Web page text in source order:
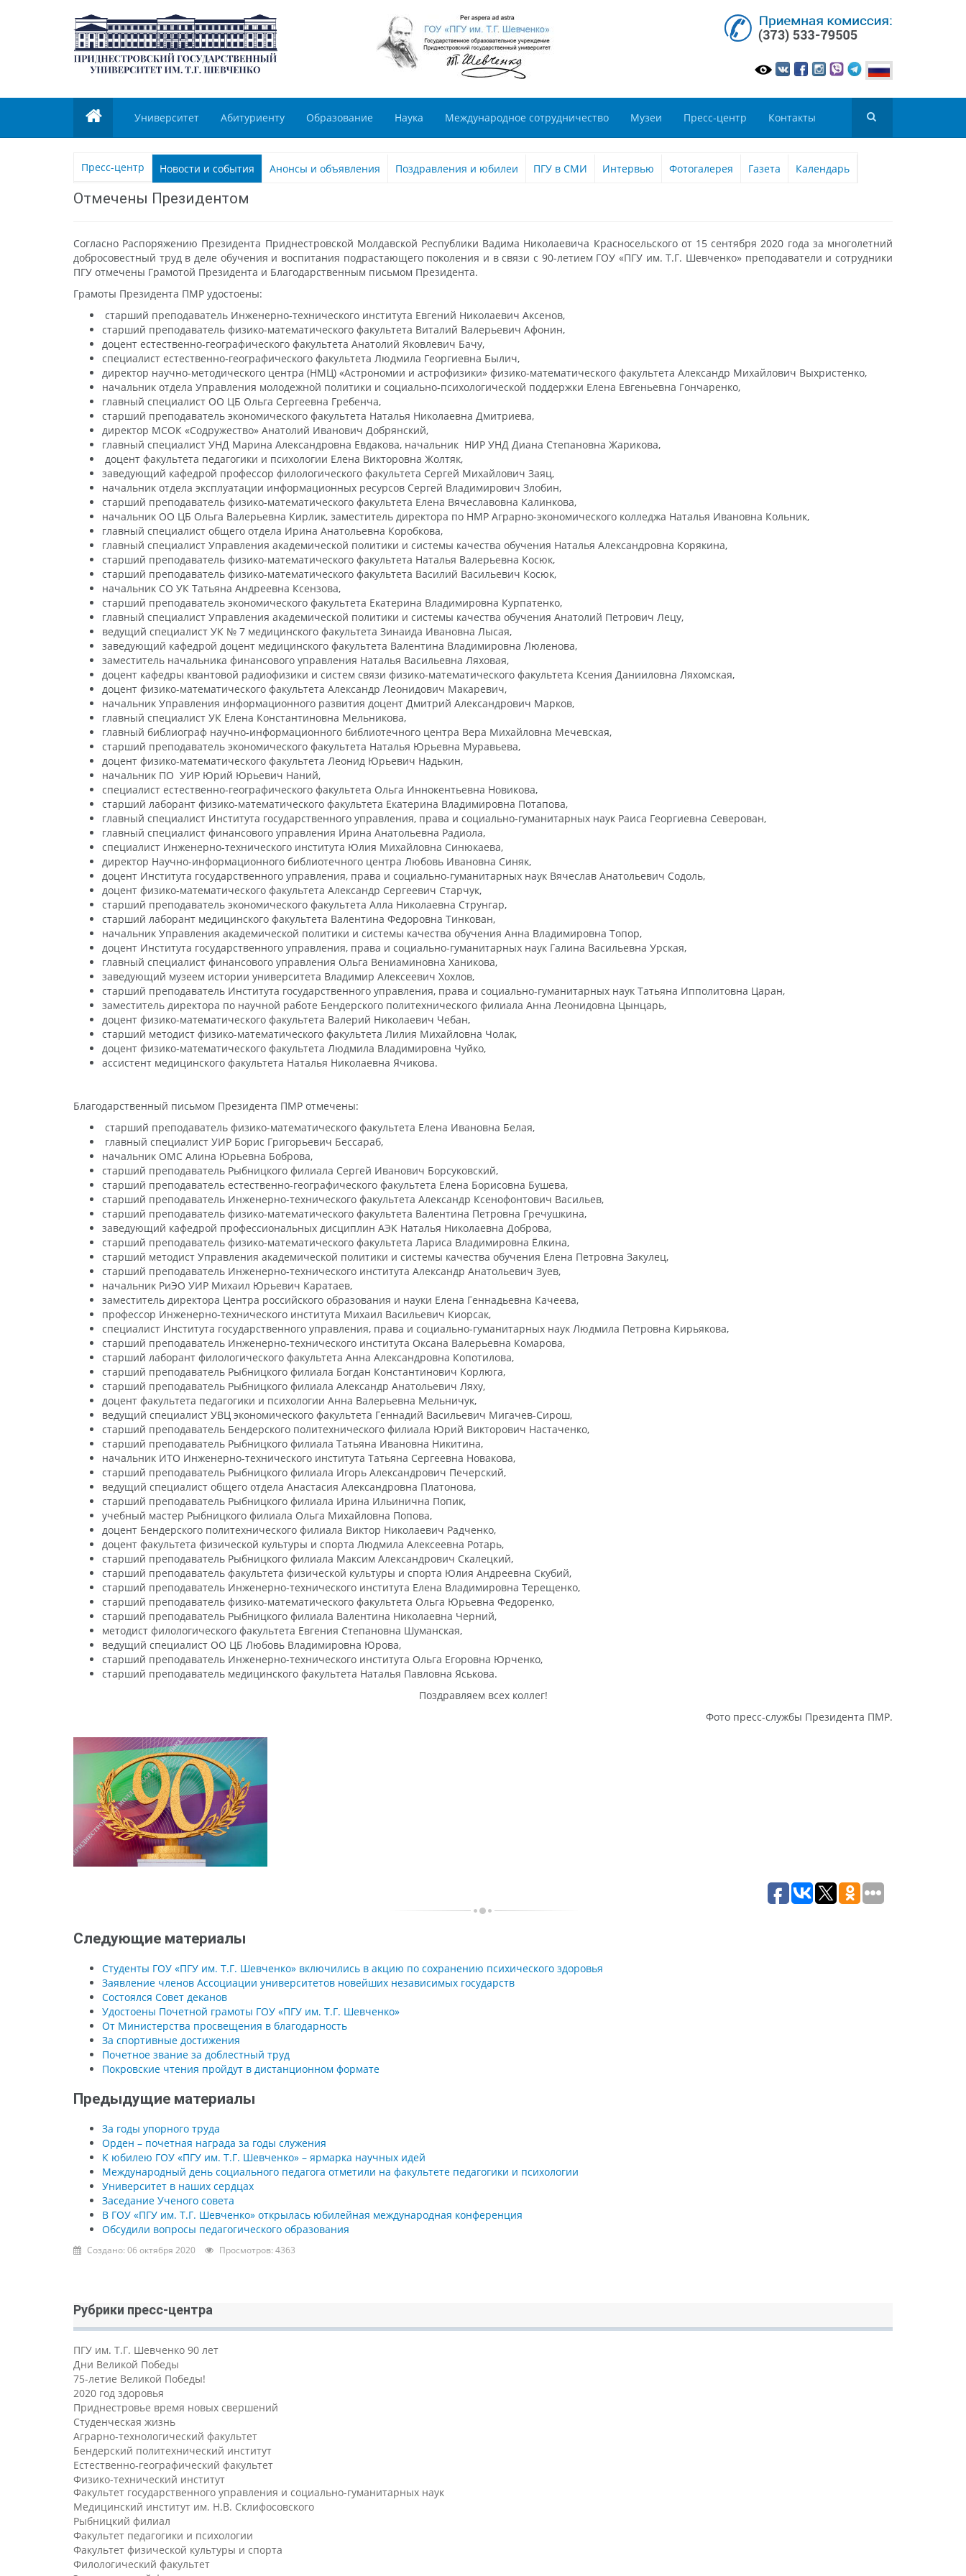
Университет Абитуриенту Образование Наука Международное сотрудничество Музеи Пресс-центр Контакты
Пресс-центр Новости и события Анонсы и объявления Поздравления и юбилеи ПГУ в СМИ Интервью Фотогалерея Газета Календарь
Отмечены Президентом
Согласно Распоряжению Президента Приднестровской Молдавской Республики Вадима Николаевича Красносельского от 15 сентября 2020 года за многолетний
добросовестный труд в деле обучения и воспитания подрастающего поколения и в связи с 90-летием ГОУ «ПГУ им. Т.Г. Шевченко» преподаватели и сотрудники
ПГУ отмечены Грамотой Президента и Благодарственным письмом Президента.
Грамоты Президента ПМР удостоены:
старший преподаватель Инженерно-технического института Евгений Николаевич Аксенов,
старший преподаватель физико-математического факультета Виталий Валерьевич Афонин,
доцент естественно-географического факультета Анатолий Яковлевич Бачу,
специалист естественно-географического факультета Людмила Георгиевна Былич,
директор научно-методического центра (НМЦ) «Астрономии и астрофизики» физико-математического факультета Александр Михайлович Выхристенко,
начальник отдела Управления молодежной политики и социально-психологической поддержки Елена Евгеньевна Гончаренко,
главный специалист ОО ЦБ Ольга Сергеевна Гребенча,
старший преподаватель экономического факультета Наталья Николаевна Дмитриева,
директор МСОК «Содружество» Анатолий Иванович Добрянский,
главный специалист УНД Марина Александровна Евдакова, начальник НИР УНД Диана Степановна Жарикова,
доцент факультета педагогики и психологии Елена Викторовна Жолтяк,
заведующий кафедрой профессор филологического факультета Сергей Михайлович Заяц,
начальник отдела эксплуатации информационных ресурсов Сергей Владимирович Злобин,
старший преподаватель физико-математического факультета Елена Вячеславовна Калинкова,
начальник ОО ЦБ Ольга Валерьевна Кирлик, заместитель директора по НМР Аграрно-экономического колледжа Наталья Ивановна Кольник,
главный специалист общего отдела Ирина Анатольевна Коробкова,
главный специалист Управления академической политики и системы качества обучения Наталья Александровна Корякина,
старший преподаватель физико-математического факультета Наталья Валерьевна Косюк,
старший преподаватель физико-математического факультета Василий Васильевич Косюк,
начальник СО УК Татьяна Андреевна Ксензова,
старший преподаватель экономического факультета Екатерина Владимировна Курпатенко,
главный специалист Управления академической политики и системы качества обучения Анатолий Петрович Лецу,
ведущий специалист УК № 7 медицинского факультета Зинаида Ивановна Лысая,
заведующий кафедрой доцент медицинского факультета Валентина Владимировна Люленова,
заместитель начальника финансового управления Наталья Васильевна Ляховая,
доцент кафедры квантовой радиофизики и систем связи физико-математического факультета Ксения Данииловна Ляхомская,
доцент физико-математического факультета Александр Леонидович Макаревич,
начальник Управления информационного развития доцент Дмитрий Александрович Марков,
главный специалист УК Елена Константиновна Мельникова,
главный библиограф научно-информационного библиотечного центра Вера Михайловна Мечевская,
старший преподаватель экономического факультета Наталья Юрьевна Муравьева,
доцент физико-математического факультета Леонид Юрьевич Надькин,
начальник ПО УИР Юрий Юрьевич Наний,
специалист естественно-географического факультета Ольга Иннокентьевна Новикова,
старший лаборант физико-математического факультета Екатерина Владимировна Потапова,
главный специалист Института государственного управления, права и социально-гуманитарных наук Раиса Георгиевна Северован,
главный специалист финансового управления Ирина Анатольевна Радиола,
специалист Инженерно-технического института Юлия Михайловна Синюкаева,
директор Научно-информационного библиотечного центра Любовь Ивановна Синяк,
доцент Института государственного управления, права и социально-гуманитарных наук Вячеслав Анатольевич Содоль,
доцент физико-математического факультета Александр Сергеевич Старчук,
старший преподаватель экономического факультета Алла Николаевна Струнгар,
старший лаборант медицинского факультета Валентина Федоровна Тинкован,
начальник Управления академической политики и системы качества обучения Анна Владимировна Топор,
доцент Института государственного управления, права и социально-гуманитарных наук Галина Васильевна Урская,
главный специалист финансового управления Ольга Вениаминовна Ханикова,
заведующий музеем истории университета Владимир Алексеевич Хохлов,
старший преподаватель Института государственного управления, права и социально-гуманитарных наук Татьяна Ипполитовна Царан,
заместитель директора по научной работе Бендерского политехнического филиала Анна Леонидовна Цынцарь,
доцент физико-математического факультета Валерий Николаевич Чебан,
старший методист физико-математического факультета Лилия Михайловна Чолак,
доцент физико-математического факультета Людмила Владимировна Чуйко,
ассистент медицинского факультета Наталья Николаевна Ячикова.
Благодарственный письмом Президента ПМР отмечены:
старший преподаватель физико-математического факультета Елена Ивановна Белая,
главный специалист УИР Борис Григорьевич Бессараб,
начальник ОМС Алина Юрьевна Боброва,
старший преподаватель Рыбницкого филиала Сергей Иванович Борсуковский,
старший преподаватель естественно-географического факультета Елена Борисовна Бушева,
старший преподаватель Инженерно-технического факультета Александр Ксенофонтович Васильев,
старший преподаватель физико-математического факультета Валентина Петровна Гречушкина,
заведующий кафедрой профессиональных дисциплин АЭК Наталья Николаевна Доброва,
старший преподаватель физико-математического факультета Лариса Владимировна Ёлкина,
старший методист Управления академической политики и системы качества обучения Елена Петровна Закулец,
старший преподаватель Инженерно-технического института Александр Анатольевич Зуев,
начальник РиЭО УИР Михаил Юрьевич Каратаев,
заместитель директора Центра российского образования и науки Елена Геннадьевна Качеева,
профессор Инженерно-технического института Михаил Васильевич Киорсак,
специалист Института государственного управления, права и социально-гуманитарных наук Людмила Петровна Кирьякова,
старший преподаватель Инженерно-технического института Оксана Валерьевна Комарова,
старший лаборант филологического факультета Анна Александровна Копотилова,
старший преподаватель Рыбницкого филиала Богдан Константинович Корлюга,
старший преподаватель Рыбницкого филиала Александр Анатольевич Ляху,
доцент факультета педагогики и психологии Анна Валерьевна Мельничук,
ведущий специалист УВЦ экономического факультета Геннадий Васильевич Мигачев-Сирош,
старший преподаватель Бендерского политехнического филиала Юрий Викторович Настаченко,
старший преподаватель Рыбницкого филиала Татьяна Ивановна Никитина,
начальник ИТО Инженерно-технического института Татьяна Сергеевна Новакова,
старший преподаватель Рыбницкого филиала Игорь Александрович Печерский,
ведущий специалист общего отдела Анастасия Александровна Платонова,
старший преподаватель Рыбницкого филиала Ирина Ильинична Попик,
учебный мастер Рыбницкого филиала Ольга Михайловна Попова,
доцент Бендерского политехнического филиала Виктор Николаевич Радченко,
доцент факультета физической культуры и спорта Людмила Алексеевна Ротарь,
старший преподаватель Рыбницкого филиала Максим Александрович Скалецкий,
старший преподаватель факультета физической культуры и спорта Юлия Андреевна Скубий,
старший преподаватель Инженерно-технического института Елена Владимировна Терещенко,
старший преподаватель физико-математического факультета Ольга Юрьевна Федоренко,
старший преподаватель Рыбницкого филиала Валентина Николаевна Черний,
методист филологического факультета Евгения Степановна Шуманская,
ведущий специалист ОО ЦБ Любовь Владимировна Юрова,
старший преподаватель Инженерно-технического института Ольга Егоровна Юрченко,
старший преподаватель медицинского факультета Наталья Павловна Яськова.
Поздравляем всех коллег!
Фото пресс-службы Президента ПМР.
Следующие материалы
Студенты ГОУ «ПГУ им. Т.Г. Шевченко» включились в акцию по сохранению психического здоровья
Заявление членов Ассоциации университетов новейших независимых государств
Состоялся Совет деканов
Удостоены Почетной грамоты ГОУ «ПГУ им. Т.Г. Шевченко»
От Министерства просвещения в благодарность
За спортивные достижения
Почетное звание за доблестный труд
Покровские чтения пройдут в дистанционном формате
Предыдущие материалы
За годы упорного труда
Орден – почетная награда за годы служения
К юбилею ГОУ «ПГУ им. Т.Г. Шевченко» – ярмарка научных идей
Международный день социального педагога отметили на факультете педагогики и психологии
Университет в наших сердцах
Заседание Ученого совета
В ГОУ «ПГУ им. Т.Г. Шевченко» открылась юбилейная международная конференция
Обсудили вопросы педагогического образования
Создано: 06 октября 2020 Просмотров: 4363
Рубрики пресс-центра
ПГУ им. Т.Г. Шевченко 90 лет
Дни Великой Победы
75-летие Великой Победы!
2020 год здоровья
Приднестровье время новых свершений
Студенческая жизнь
Аграрно-технологический факультет
Бендерский политехнический институт
Естественно-географический факультет
Физико-технический институт
Факультет государственного управления и социально-гуманитарных наук
Медицинский институт им. Н.В. Склифосовского
Рыбницкий филиал
Факультет педагогики и психологии
Факультет физической культуры и спорта
Филологический факультет